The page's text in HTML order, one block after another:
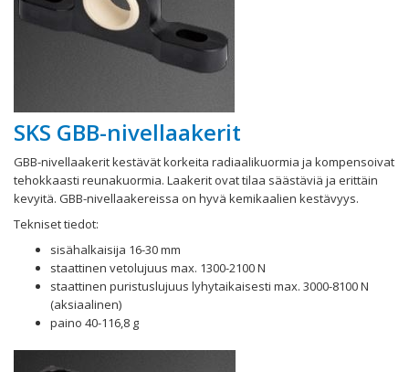
SKS GBB-nivellaakerit
GBB-nivellaakerit kestävät korkeita radiaalikuormia ja kompensoivat
tehokkaasti reunakuormia. Laakerit ovat tilaa säästäviä ja erittäin
kevyitä. GBB-nivellaakereissa on hyvä kemikaalien kestävyys.
Tekniset tiedot:
sisähalkaisija 16-30 mm
staattinen vetolujuus max. 1300-2100 N
staattinen puristuslujuus lyhytaikaisesti max. 3000-8100 N
(aksiaalinen)
paino 40-116,8 g